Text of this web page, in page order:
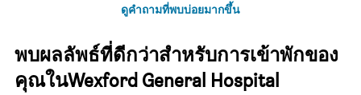
ดูคำถามที่พบบ่อยมากขึ้น
พบผลลัพธ์ที่ดีกว่าสำหรับการเข้าพักของ
คุณในWexford General Hospital